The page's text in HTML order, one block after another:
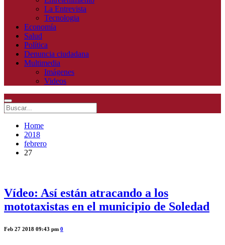
La Entrevista
Tecnologia
Economía
Salud
Política
Denuncia ciudadana
Multimedia
Imágenes
Videos
Home
2018
febrero
27
Vídeo: Así están atracando a los
mototaxistas en el municipio de Soledad
Feb 27 2018 09:43 pm 0